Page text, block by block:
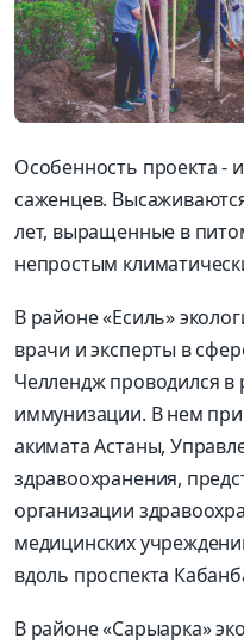
Особенность проекта -
саженцев.
лет, выращенные в
непростым
В районе «Есиль»
врачи и эксперты в
Челлендж проводился в
иммунизации. В нем
акимата Астаны,
здравоохранения,
организации
медицинских
вдоль проспекта
В районе «Сарыарка»